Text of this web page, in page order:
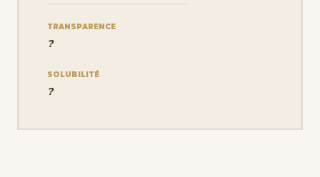
TRANSPARENCE
?
SOLUBILITÉ
?